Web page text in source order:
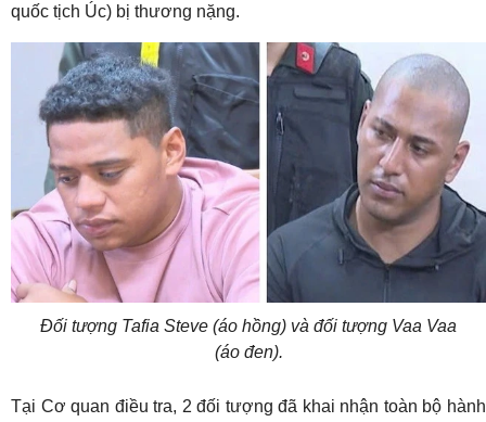
quốc tịch Úc) bị thương nặng.
Đối tượng Tafia Steve (áo hồng) và đối tượng Vaa Vaa
(áo đen).
Tại Cơ quan điều tra, 2 đối tượng đã khai nhận toàn bộ hành